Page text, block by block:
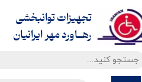
حساب کاربری من
سفارشات
تجهیزات توانبخشی
​​​​​​​رهــاورد مهر ایرانیان